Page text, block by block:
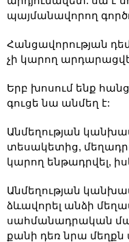
պայմանավորող
Հանցավորության
չի կարող
Երբ խոսում ենք
գուցե նա անմեղ է:
Անմեղության
տեսակետից,
կարող ենթադրվել,
Անմեղության
ձևավորել անձի
սահմանադրական
քանի դեռ նրա